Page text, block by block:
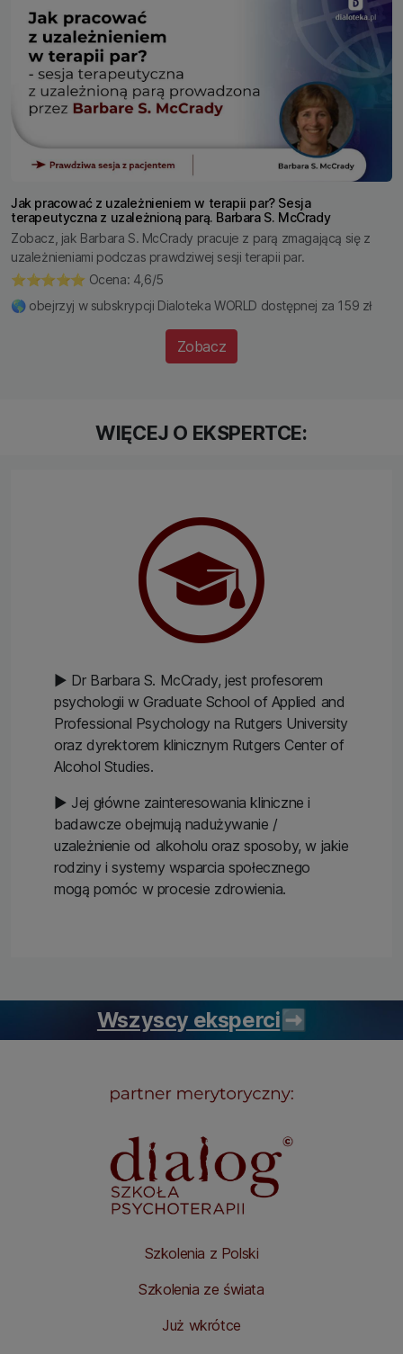
Jak pracować z uzależnieniem w terapii par? Sesja
terapeutyczna z uzależnioną parą. Barbara S. McCrady
Zobacz, jak Barbara S. McCrady pracuje z parą zmagającą się z
uzależnieniami podczas prawdziwej sesji terapii par.
⭐️⭐️⭐️⭐️⭐️ Ocena: 4,6/5
🌎 obejrzyj w subskrypcji Dialoteka WORLD dostępnej za 159 zł
Zobacz
WIĘCEJ O EKSPERTCE:
▶ Dr Barbara S. McCrady, jest profesorem
psychologii w Graduate School of Applied and
Professional Psychology na Rutgers University
oraz dyrektorem klinicznym Rutgers Center of
Alcohol Studies.
▶ Jej główne zainteresowania kliniczne i
badawcze obejmują nadużywanie /
uzależnienie od alkoholu oraz sposoby, w jakie
rodziny i systemy wsparcia społecznego
mogą pomóc w procesie zdrowienia.
Wszyscy eksperci ➡️
Szkolenia z Polski
Szkolenia ze świata
Już wkrótce